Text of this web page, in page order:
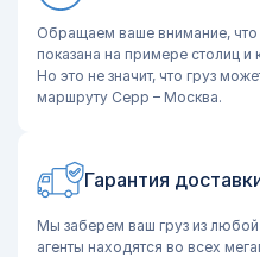
Обращаем ваше внимание, что
показана на примере столиц и
Но это не значит, что груз
маршруту Серр – Москва.
Гарантия
Мы заберем ваш груз из любой
агенты находятся во всех